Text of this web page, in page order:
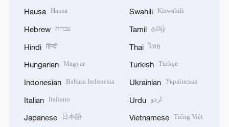
Hausa Hausa
Hebrew עברית
Hindi हिन्दी
Hungarian Magyar
Indonesian Bahasa Indonesia
Italian Italiano
Japanese 日本語
Swahili Kiswahili
Tamil தமிழ்
Thai ไทย
Turkish Türkçe
Ukrainian Українська
Urdu اردو
Vietnamese Tiếng Việt